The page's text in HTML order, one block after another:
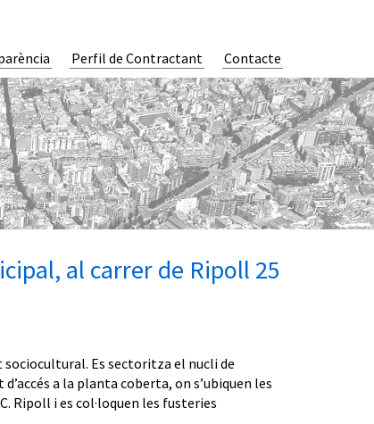
Perfil de Contractant Contacte
al carrer de Ripoll 25
Es sectoritza el nucli de
a la planta coberta, on s’ubiquen les
Ripoll i es col·loquen les fusteries